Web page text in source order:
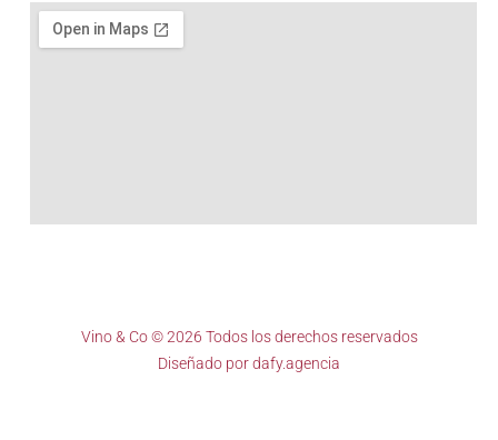
Vino & Co © 2026 Todos los derechos reservados
Diseñado pordafy.agencia